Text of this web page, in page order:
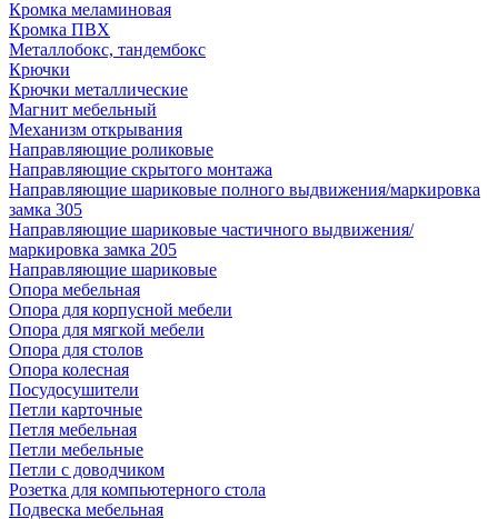
Кромка меламиновая
Кромка ПВХ
Металлобокс, тандембокс
Крючки
Крючки металлические
Магнит мебельный
Механизм открывания
Направляющие роликовые
Направляющие скрытого монтажа
Направляющие шариковые полного выдвижения/маркировка
замка 305
Направляющие шариковые частичного выдвижения/
маркировка замка 205
Направляющие шариковые
Опора мебельная
Опора для корпусной мебели
Опора для мягкой мебели
Опора для столов
Опора колесная
Посудосушители
Петли карточные
Петля мебельная
Петли мебельные
Петли с доводчиком
Розетка для компьютерного стола
Подвеска мебельная